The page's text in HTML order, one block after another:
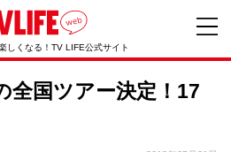
しくなる！TV LIFE公式サイト
全国ツアー決定！17